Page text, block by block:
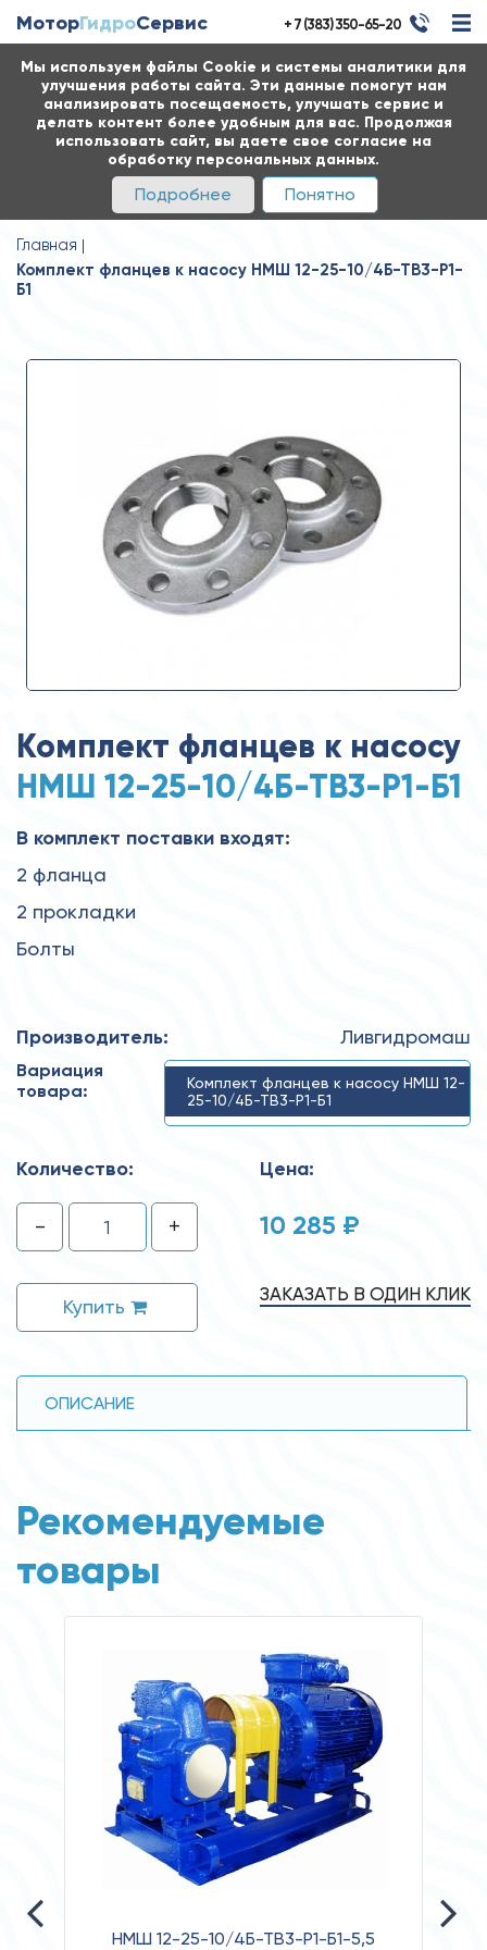
Мы используем файлы Cookie и системы аналитики для
улучшения работы сайта. Эти данные помогут нам
анализировать посещаемость, улучшать сервис и
делать контент более удобным для вас. Продолжая
использовать сайт, вы даете свое согласие на
обработку персональных данных.
Подробнее Понятно
МоторГидроСервис + 7 (383) 350-65-20
Главная
Комплект фланцев к насосу НМШ 12-25-10/4Б-ТВ3-Р1-
Б1
Комплект фланцев к насосу
НМШ 12-25-10/4Б-ТВ3-Р1-Б1
В комплект поставки входят:
2 фланца
2 прокладки
Болты
Производитель: Ливгидромаш
Вариация
товара:
Комплект фланцев к насосу НМШ 12-
25-10/4Б-ТВ3-Р1-Б1
Количество:
- +
Купить
Цена:
10 285 ₽
ЗАКАЗАТЬ В ОДИН КЛИК
ОПИСАНИЕ
Рекомендуемые
товары
НМШ 12-25-10/4Б-ТВ3-Р1-Б1-5,5